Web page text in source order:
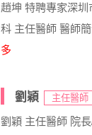
趙坤 特聘專家深圳
科 主任醫師 醫師
多
劉穎 主任醫師
劉穎 主任醫師 院